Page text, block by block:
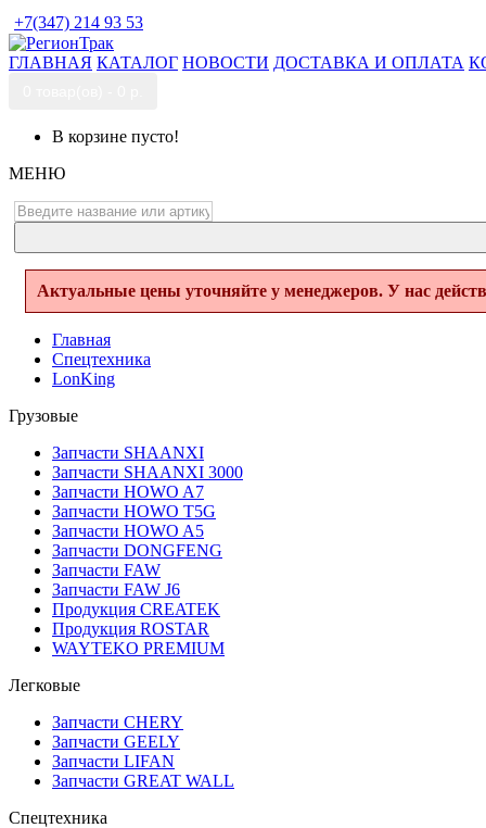
+7(347) 214 93 53
ГЛАВНАЯ КАТАЛОГ НОВОСТИ ДОСТАВКА И ОПЛАТА
В корзине пусто!
МЕНЮ
Актуальные цены уточняйте у менеджеров. У нас
Главная
Спецтехника
LonKing
Грузовые
Запчасти SHAANXI
Запчасти SHAANXI 3000
Запчасти HOWO A7
Запчасти HOWO T5G
Запчасти HOWO A5
Запчасти DONGFENG
Запчасти FAW
Запчасти FAW J6
Продукция CREATEK
Продукция ROSTAR
WAYTEKO PREMIUM
Легковые
Запчасти CHERY
Запчасти GEELY
Запчасти LIFAN
Запчасти GREAT WALL
Спецтехника